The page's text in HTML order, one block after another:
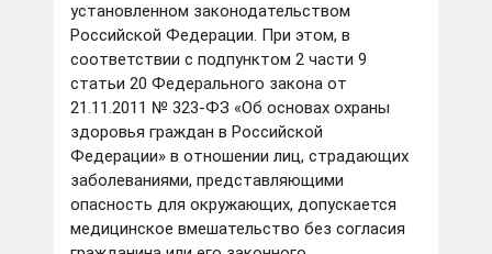
установленном законодательством
Российской Федерации. При этом, в
соответствии с подпунктом 2 части 9
статьи 20 Федерального закона от
21.11.2011 № 323-ФЗ «Об основах охраны
здоровья граждан в Российской
Федерации» в отношении лиц, страдающих
заболеваниями, представляющими
опасность для окружающих, допускается
медицинское вмешательство без согласия